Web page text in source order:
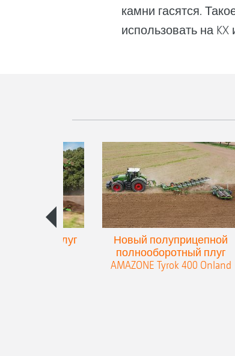
камни гасятся.
использовать на KX
плуг
Новый полуприцепной
полнооборотный плуг
AMAZONE Tyrok 400 Onland